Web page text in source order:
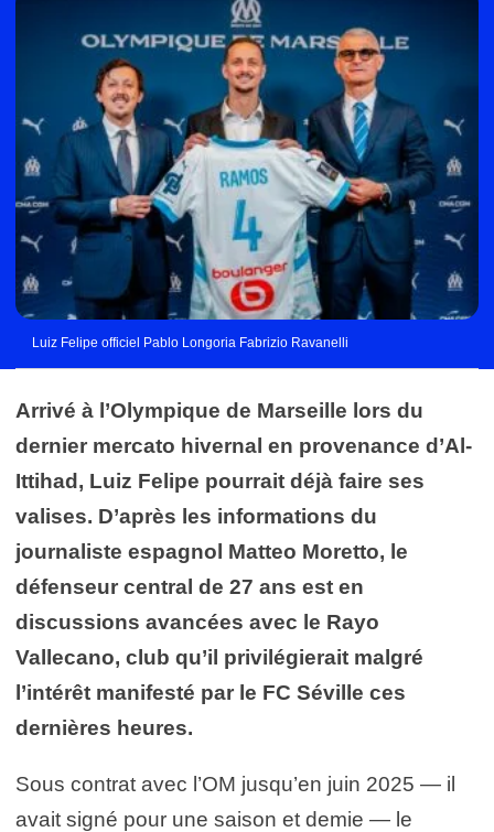
Luiz Felipe officiel Pablo Longoria Fabrizio Ravanelli
Arrivé à l’Olympique de Marseille lors du
dernier mercato hivernal en provenance d’Al-
Ittihad, Luiz Felipe pourrait déjà faire ses
valises. D’après les informations du
journaliste espagnol Matteo Moretto, le
défenseur central de 27 ans est en
discussions avancées avec le Rayo
Vallecano, club qu’il privilégierait malgré
l’intérêt manifesté par le FC Séville ces
dernières heures.
Sous contrat avec l’OM jusqu’en juin 2025 — il
avait signé pour une saison et demie — le